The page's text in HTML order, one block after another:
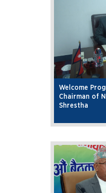
Welcome
Chairman of
Shrestha